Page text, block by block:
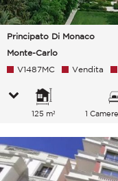
Principato Di Monaco
Monte-Carlo
V1487MC Vendita
125 m² 1